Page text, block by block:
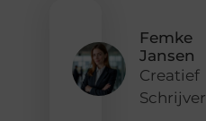
Femke
Jansen
Creatief
Schrijver